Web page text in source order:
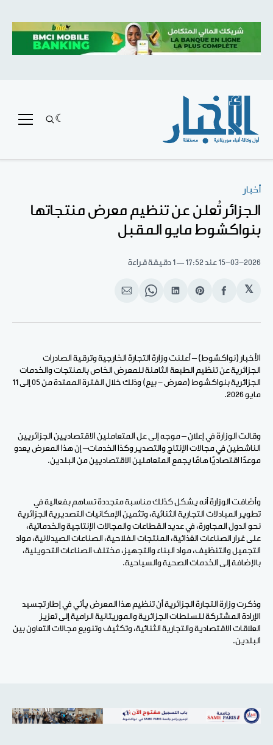
أخبار
الجزائر تُعلن عن تنظيم معرض منتجاتها
بنواكشوط مايو المقبل
15-03-2026 عند 17:52 1 دقيقة قراءة
𝕏
انشر
الفيسبوك
Share
Pinterest
انشر
لينكد
Share
WhatsApp
انشر
الإيميل
الأخبار (نواكشوط) – أعلنت وزارة التجارة الخارجية وترقية الصادرات
الجزائرية عن تنظيم الطبعة الثامنة للمعرض الخاص بالمنتجات والخدمات
الجزائرية بنواكشوط (معرض - بيع) وذلك خلال الفترة الممتدة من 05 إلى 11
مايو 2026.
وقالت الوزارة في إعلان – موجه إلى عل المتعاملين الاقتصاديين الجزائريين
الناشطين في مجالات الإنتاج والتصدير وكذا الخدمات– إن هذا المعرض يعدو
موعدًا اقتصاديًا هامًا يجمع المتعاملين الاقتصاديين من البلدين.
وأضافت الوزارة أنه يشكل كذلك مناسبة متجددة تساهم بفعالية في
تطوير المبادلات التجارية الثنائية، وتثمين الإمكانيات التصديرية الجزائرية
نحو الدول المجاورة، في عديد القطاعات والمجالات الإنتاجية والخدماتية،
على غرار الصناعات الغذائية، المنتجات الفلاحية، الصناعات الصيدلانية، مواد
التجميل والتنظيف، مواد البناء والتجهيز، مختلف الصناعات التحويلية،
بالإضافة إلى الخدمات الصحية والسياحية.
وذكرت وزارة التجارة الجزائرية أن تنظيم هذا المعرض يأتي في إطار تجسيد
الإرادة المشتركة للسلطات الجزائرية والموريتانية الرامية إلى تعزيز
العلاقات الاقتصادية والتجارية الثنائية، وتكثيف وتنويع مجالات التعاون بين
البلدين.